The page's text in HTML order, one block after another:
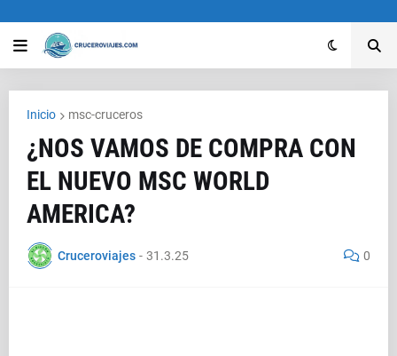
Inicio msc-cruceros
¿NOS VAMOS DE COMPRA CON
EL NUEVO MSC WORLD
AMERICA?
Cruceroviajes - 31.3.25 0